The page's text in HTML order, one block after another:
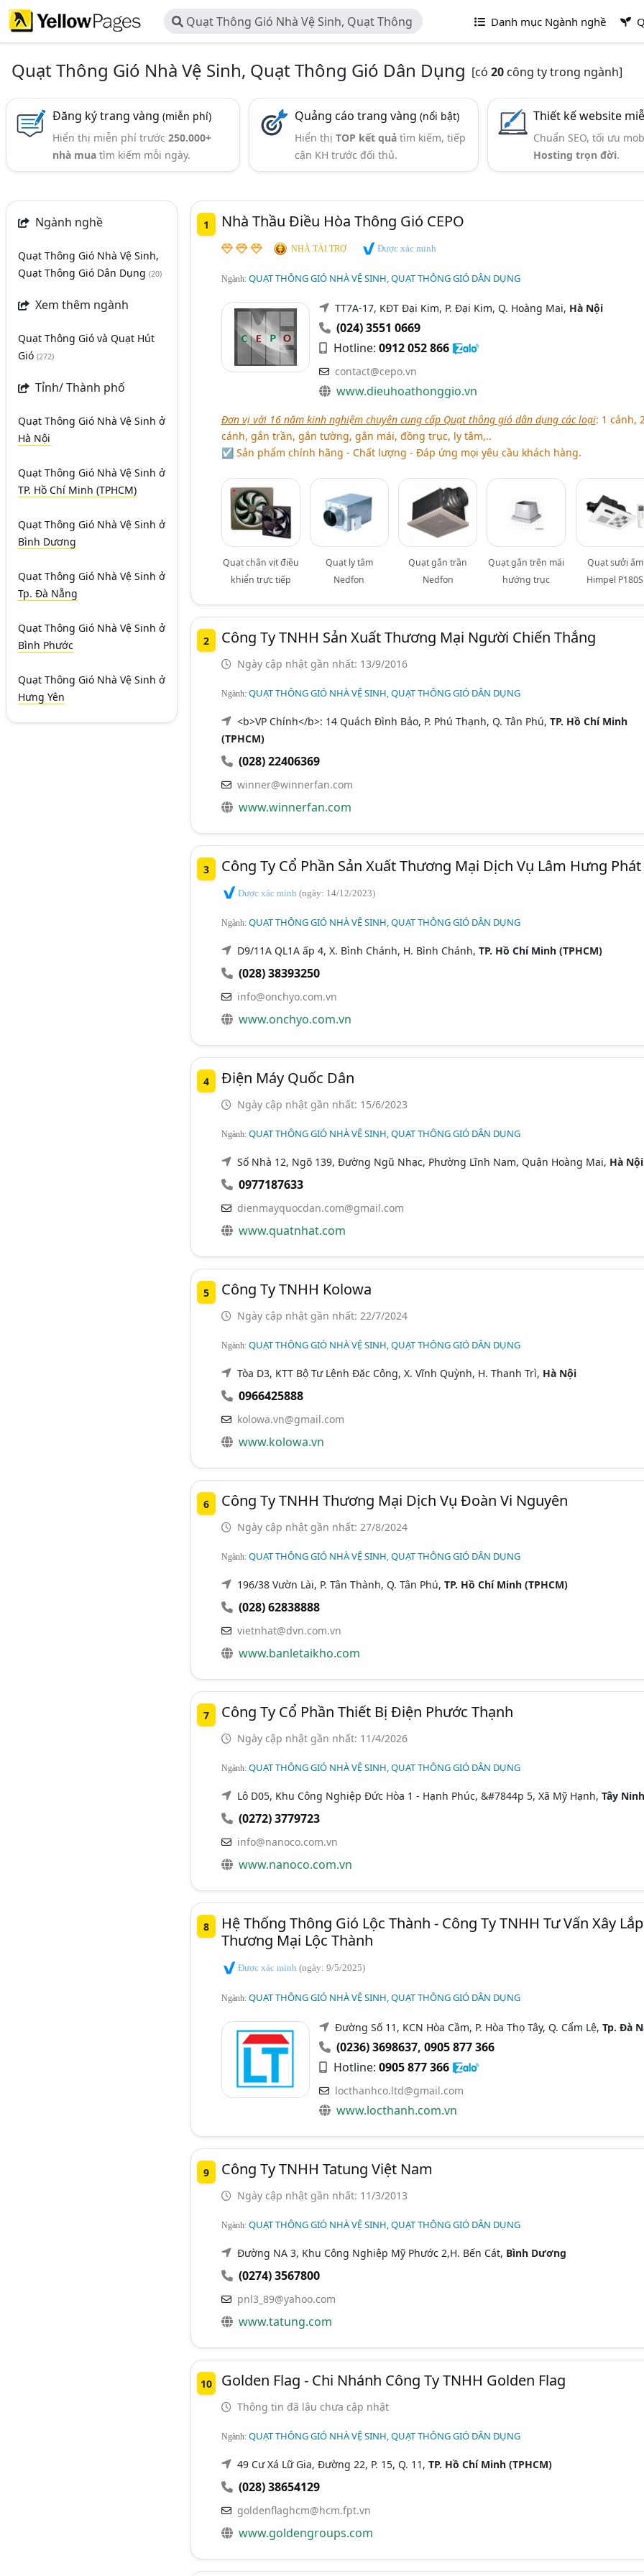
Quạt Thông Gió Nhà Vệ Sinh, Quạt Thông
Gió Dân Dụng
Danh mục Ngành nghề
Quạt Thông Gió Nhà Vệ Sinh, Quạt Thông Gió Dân Dụng [có 20 công ty trong ngành]
Đăng ký trang vàng(miễn phí)
Hiển thị miễn phí trước250.000+
nhà mua tìm kiếm mỗi ngày.
Quảng cáo trang vàng(nổi bật)
Hiển thịTOP kết quả tìm kiếm, tiếp
cận KH trước đối thủ.
Thiết kế website
Chuẩn SEO, tối ưu
Hosting trọn đời.
Ngành nghề
Quạt Thông Gió Nhà Vệ Sinh,
Quạt Thông Gió Dân Dụng (20)
Xem thêm ngành
Quạt Thông Gió và Quạt Hút
Gió (272)
Tỉnh/ Thành phố
Quạt Thông Gió Nhà Vệ Sinh ở
Hà Nội
Quạt Thông Gió Nhà Vệ Sinh ở
TP. Hồ Chí Minh (TPHCM)
Quạt Thông Gió Nhà Vệ Sinh ở
Bình Dương
Quạt Thông Gió Nhà Vệ Sinh ở
Tp. Đà Nẵng
Quạt Thông Gió Nhà Vệ Sinh ở
Bình Phước
Quạt Thông Gió Nhà Vệ Sinh ở
Hưng Yên
1 Nhà Thầu Điều Hòa Thông Gió CEPO
NHÀ TÀI TRỢ Được xác minh
Ngành: QUẠT THÔNG GIÓ NHÀ VỆ SINH, QUẠT THÔNG GIÓ DÂN DỤNG
TT7A-17, KĐT Đại Kim, P. Đại Kim, Q. Hoàng Mai, Hà Nội
(024) 3551 0669
Hotline: 0912 052 866
contact@cepo.vn
www.dieuhoathonggio.vn
Đơn vị với 16 năm kinh nghiệm chuyên cung cấp Quạt thông gió dân dụng các loại: 1 cánh,
cánh, gắn trần, gắn tường, gắn mái, đồng trục, ly tâm,..
☑ Sản phẩm chính hãng - Chất lượng - Đáp ứng mọi yêu cầu khách hàng.
Quạt chân vịt điều
khiển trực tiếp
Quạt ly tâm
Nedfon
Quạt gắn trần
Nedfon
Quạt gắn trên mái
hướng trục
Quạt sưởi ấm
Himpel P180S
2 Công Ty TNHH Sản Xuất Thương Mại Người Chiến Thắng
Ngày cập nhật gần nhất: 13/9/2016
Ngành: QUẠT THÔNG GIÓ NHÀ VỆ SINH, QUẠT THÔNG GIÓ DÂN DỤNG
<b>VP Chính</b>: 14 Quách Đình Bảo, P. Phú Thạnh, Q. Tân Phú, TP. Hồ Chí Minh
(TPHCM)
(028) 22406369
winner@winnerfan.com
www.winnerfan.com
3 Công Ty Cổ Phần Sản Xuất Thương Mại Dịch Vụ Lâm Hưng Phát
Được xác minh (ngày: 14/12/2023)
Ngành: QUẠT THÔNG GIÓ NHÀ VỆ SINH, QUẠT THÔNG GIÓ DÂN DỤNG
D9/11A QL1A ấp 4, X. Bình Chánh, H. Bình Chánh, TP. Hồ Chí Minh (TPHCM)
(028) 38393250
info@onchyo.com.vn
www.onchyo.com.vn
4 Điện Máy Quốc Dân
Ngày cập nhật gần nhất: 15/6/2023
Ngành: QUẠT THÔNG GIÓ NHÀ VỆ SINH, QUẠT THÔNG GIÓ DÂN DỤNG
Số Nhà 12, Ngõ 139, Đường Ngũ Nhạc, Phường Lĩnh Nam, Quận Hoàng Mai, Hà Nội
0977187633
dienmayquocdan.com@gmail.com
www.quatnhat.com
5 Công Ty TNHH Kolowa
Ngày cập nhật gần nhất: 22/7/2024
Ngành: QUẠT THÔNG GIÓ NHÀ VỆ SINH, QUẠT THÔNG GIÓ DÂN DỤNG
Tòa D3, KTT Bộ Tư Lệnh Đặc Công, X. Vĩnh Quỳnh, H. Thanh Trì, Hà Nội
0966425888
kolowa.vn@gmail.com
www.kolowa.vn
6 Công Ty TNHH Thương Mại Dịch Vụ Đoàn Vi Nguyên
Ngày cập nhật gần nhất: 27/8/2024
Ngành: QUẠT THÔNG GIÓ NHÀ VỆ SINH, QUẠT THÔNG GIÓ DÂN DỤNG
196/38 Vườn Lài, P. Tân Thành, Q. Tân Phú, TP. Hồ Chí Minh (TPHCM)
(028) 62838888
vietnhat@dvn.com.vn
www.banletaikho.com
7 Công Ty Cổ Phần Thiết Bị Điện Phước Thạnh
Ngày cập nhật gần nhất: 11/4/2026
Ngành: QUẠT THÔNG GIÓ NHÀ VỆ SINH, QUẠT THÔNG GIÓ DÂN DỤNG
Lô D05, Khu Công Nghiệp Đức Hòa 1 - Hạnh Phúc, &#7844p 5, Xã Mỹ Hạnh, Tây Ninh
(0272) 3779723
info@nanoco.com.vn
www.nanoco.com.vn
8
Hệ Thống Thông Gió Lộc Thành - Công Ty TNHH Tư Vấn Xây
Thương Mại Lộc Thành
Được xác minh (ngày: 9/5/2025)
Ngành: QUẠT THÔNG GIÓ NHÀ VỆ SINH, QUẠT THÔNG GIÓ DÂN DỤNG
Đường Số 11, KCN Hòa Cầm, P. Hòa Thọ Tây, Q. Cẩm Lệ, Tp. Đà
(0236) 3698637, 0905 877 366
Hotline: 0905 877 366
locthanhco.ltd@gmail.com
www.locthanh.com.vn
9 Công Ty TNHH Tatung Việt Nam
Ngày cập nhật gần nhất: 11/3/2013
Ngành: QUẠT THÔNG GIÓ NHÀ VỆ SINH, QUẠT THÔNG GIÓ DÂN DỤNG
Đường NA 3, Khu Công Nghiệp Mỹ Phước 2,H. Bến Cát, Bình Dương
(0274) 3567800
pnl3_89@yahoo.com
www.tatung.com
10 Golden Flag - Chi Nhánh Công Ty TNHH Golden Flag
Thông tin đã lâu chưa cập nhật
Ngành: QUẠT THÔNG GIÓ NHÀ VỆ SINH, QUẠT THÔNG GIÓ DÂN DỤNG
49 Cư Xá Lữ Gia, Đường 22, P. 15, Q. 11, TP. Hồ Chí Minh (TPHCM)
(028) 38654129
goldenflaghcm@hcm.fpt.vn
www.goldengroups.com